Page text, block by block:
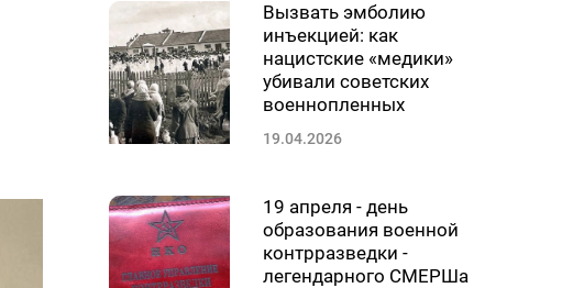
Вызвать эмболию
инъекцией: как
нацистские «медики»
убивали советских
военнопленных
19.04.2026
19 апреля - день
образования военной
контрразведки -
легендарного СМЕРШа